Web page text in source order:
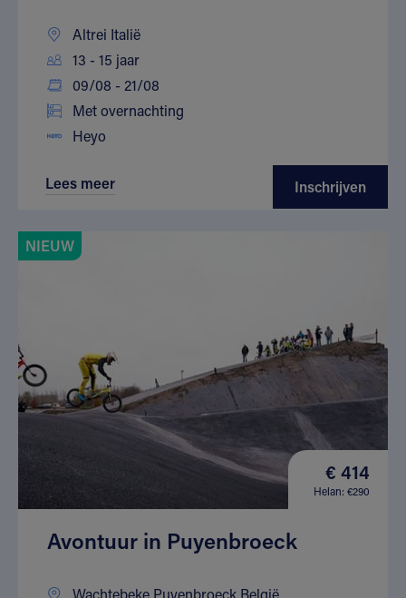
Altrei Italië
13 - 15 jaar
09/08 - 21/08
Met overnachting
Heyo
Lees meer Inschrijven
NIEUW
€ 414
Helan: €290
Avontuur in Puyenbroeck
Wachtebeke Puyenbroeck België